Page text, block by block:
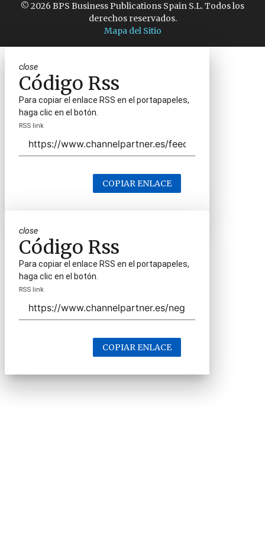
© 2026 BPS Business Publications Spain S.L. Todos los
derechos reservados.
Mapa del Sitio
close
Código Rss
Para copiar el enlace RSS en el portapapeles,
haga clic en el botón.
RSS link
COPIAR ENLACE
close
Código Rss
Para copiar el enlace RSS en el portapapeles,
haga clic en el botón.
RSS link
COPIAR ENLACE